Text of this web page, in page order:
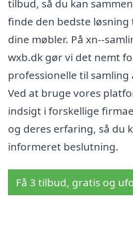
tilbud, så du kan
finde den bedste løsning
dine møbler. På xn--
wxb.dk gør vi det nemt
professionelle til samling
Ved at bruge vores
indsigt i forskellige
og deres erfaring, så du
informeret beslutning.
Få 3 tilbud, gratis og